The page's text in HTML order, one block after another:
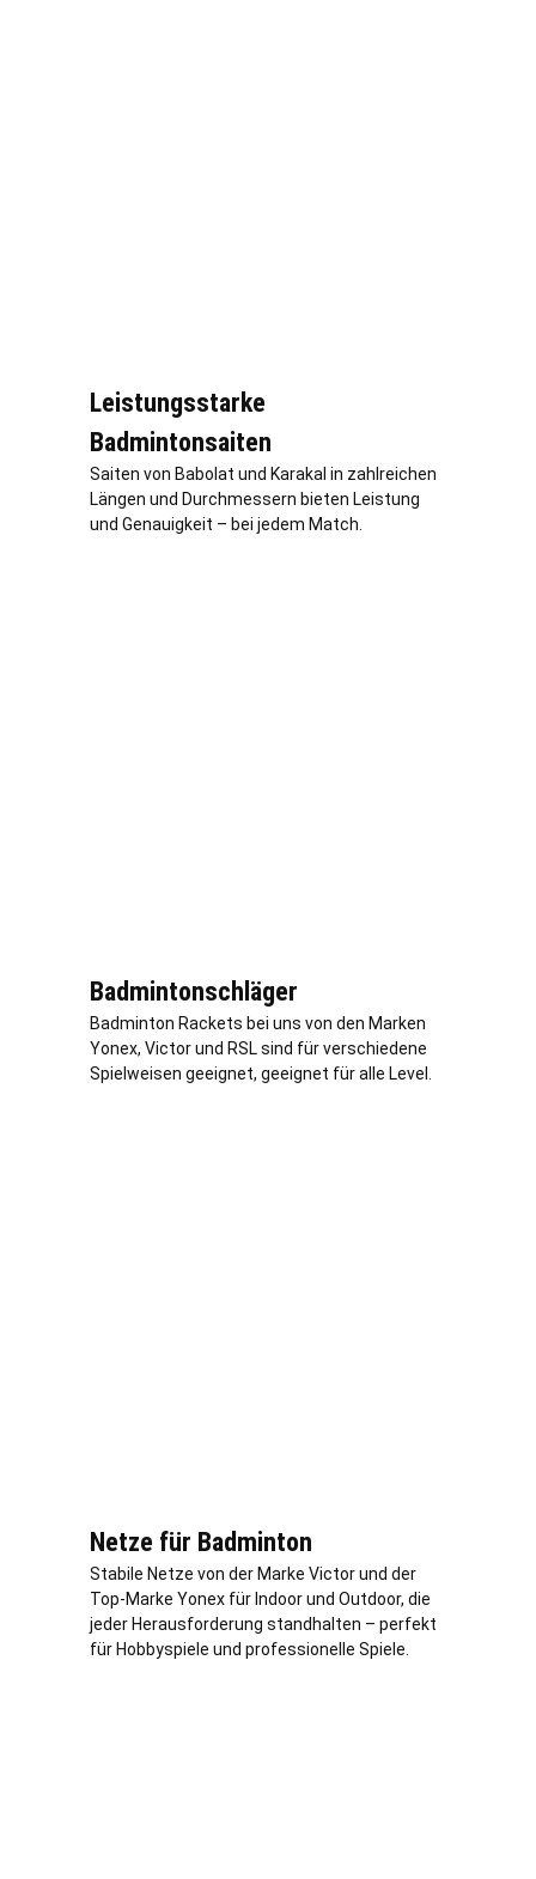
Leistungsstarke
Badmintonsaiten
Saiten von Babolat und Karakal in zahlreichen
Längen und Durchmessern bieten Leistung
und Genauigkeit – bei jedem Match.
Badmintonschläger
Badminton Rackets bei uns von den Marken
Yonex, Victor und RSL sind für verschiedene
Spielweisen geeignet, geeignet für alle Level.
Netze für Badminton
Stabile Netze von der Marke Victor und der
Top-Marke Yonex für Indoor und Outdoor, die
jeder Herausforderung standhalten – perfekt
für Hobbyspiele und professionelle Spiele.